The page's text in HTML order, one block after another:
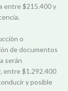
entre $215.400 y
o
de documentos
serán
entre $1.292.400
y posible